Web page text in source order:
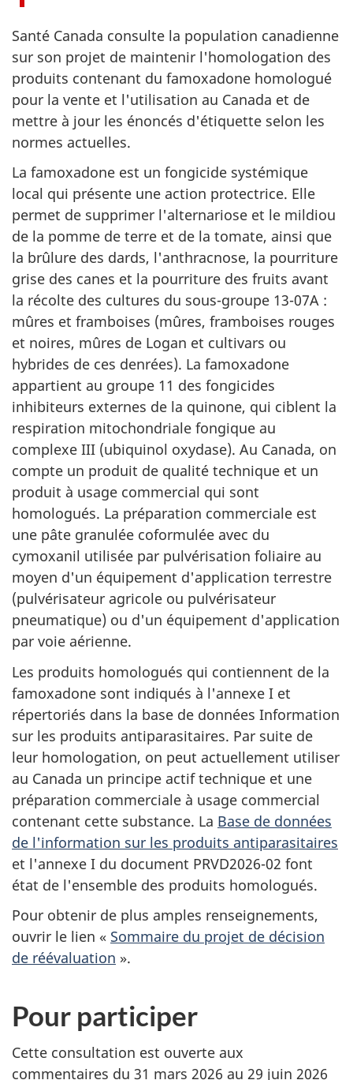
Santé Canada consulte la population canadienne
sur son projet de maintenir l'homologation des
produits contenant du famoxadone homologué
pour la vente et l'utilisation au Canada et de
mettre à jour les énoncés d'étiquette selon les
normes actuelles.
La famoxadone est un fongicide systémique
local qui présente une action protectrice. Elle
permet de supprimer l'alternariose et le mildiou
de la pomme de terre et de la tomate, ainsi que
la brûlure des dards, l'anthracnose, la pourriture
grise des canes et la pourriture des fruits avant
la récolte des cultures du sous-groupe 13-07A :
mûres et framboises (mûres, framboises rouges
et noires, mûres de Logan et cultivars ou
hybrides de ces denrées). La famoxadone
appartient au groupe 11 des fongicides
inhibiteurs externes de la quinone, qui ciblent la
respiration mitochondriale fongique au
complexe III (ubiquinol oxydase). Au Canada, on
compte un produit de qualité technique et un
produit à usage commercial qui sont
homologués. La préparation commerciale est
une pâte granulée coformulée avec du
cymoxanil utilisée par pulvérisation foliaire au
moyen d'un équipement d'application terrestre
(pulvérisateur agricole ou pulvérisateur
pneumatique) ou d'un équipement d'application
par voie aérienne.
Les produits homologués qui contiennent de la
famoxadone sont indiqués à l'annexe I et
répertoriés dans la base de données Information
sur les produits antiparasitaires. Par suite de
leur homologation, on peut actuellement utiliser
au Canada un principe actif technique et une
préparation commerciale à usage commercial
contenant cette substance. La Base de données
de l'information sur les produits antiparasitaires
et l'annexe I du document PRVD2026-02 font
état de l'ensemble des produits homologués.
Pour obtenir de plus amples renseignements,
ouvrir le lien « Sommaire du projet de décision
de réévaluation ».
Pour participer
Cette consultation est ouverte aux
commentaires du 31 mars 2026 au 29 juin 2026